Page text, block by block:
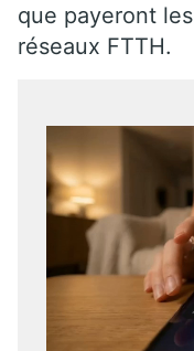
que payeront les
réseaux FTTH.